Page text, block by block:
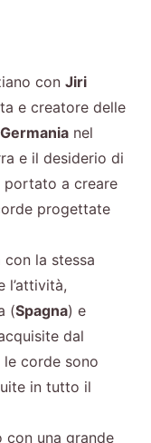
con Jiri
e creatore delle
Germania nel
e il desiderio di
a creare
progettate
la stessa
l’attività,
(Spagna) e
dal
corde sono
in tutto il
una grande